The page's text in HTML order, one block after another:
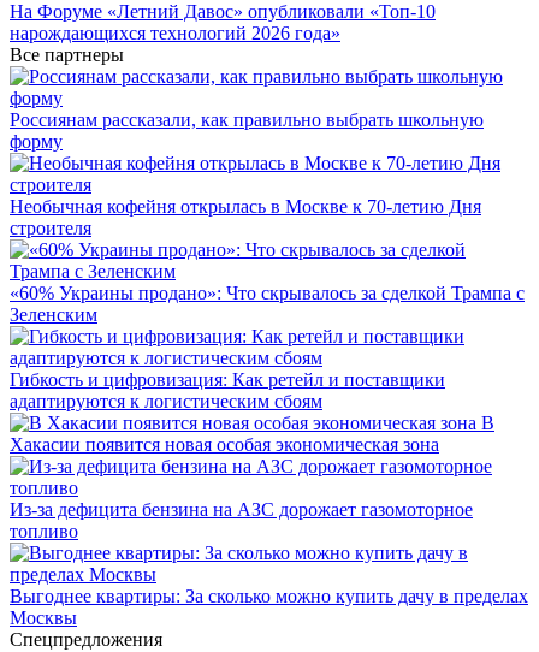
На Форуме «Летний Давос» опубликовали «Топ-10
нарождающихся технологий 2026 года»
Все партнеры
Россиянам рассказали, как правильно выбрать школьную
форму
Необычная кофейня открылась в Москве к 70-летию Дня
строителя
«60% Украины продано»: Что скрывалось за сделкой Трампа с
Зеленским
Гибкость и цифровизация: Как ретейл и поставщики
адаптируются к логистическим сбоям
В
Хакасии появится новая особая экономическая зона
Из-за дефицита бензина на АЗС дорожает газомоторное
топливо
Выгоднее квартиры: За сколько можно купить дачу в пределах
Москвы
Спецпредложения